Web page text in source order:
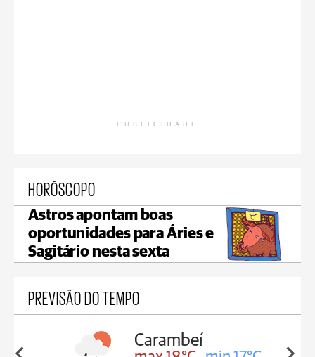
PUBLICIDADE
HORÓSCOPO
Astros apontam boas
oportunidades para Áries e
Sagitário nesta sexta
PREVISÃO DO TEMPO
Carambeí